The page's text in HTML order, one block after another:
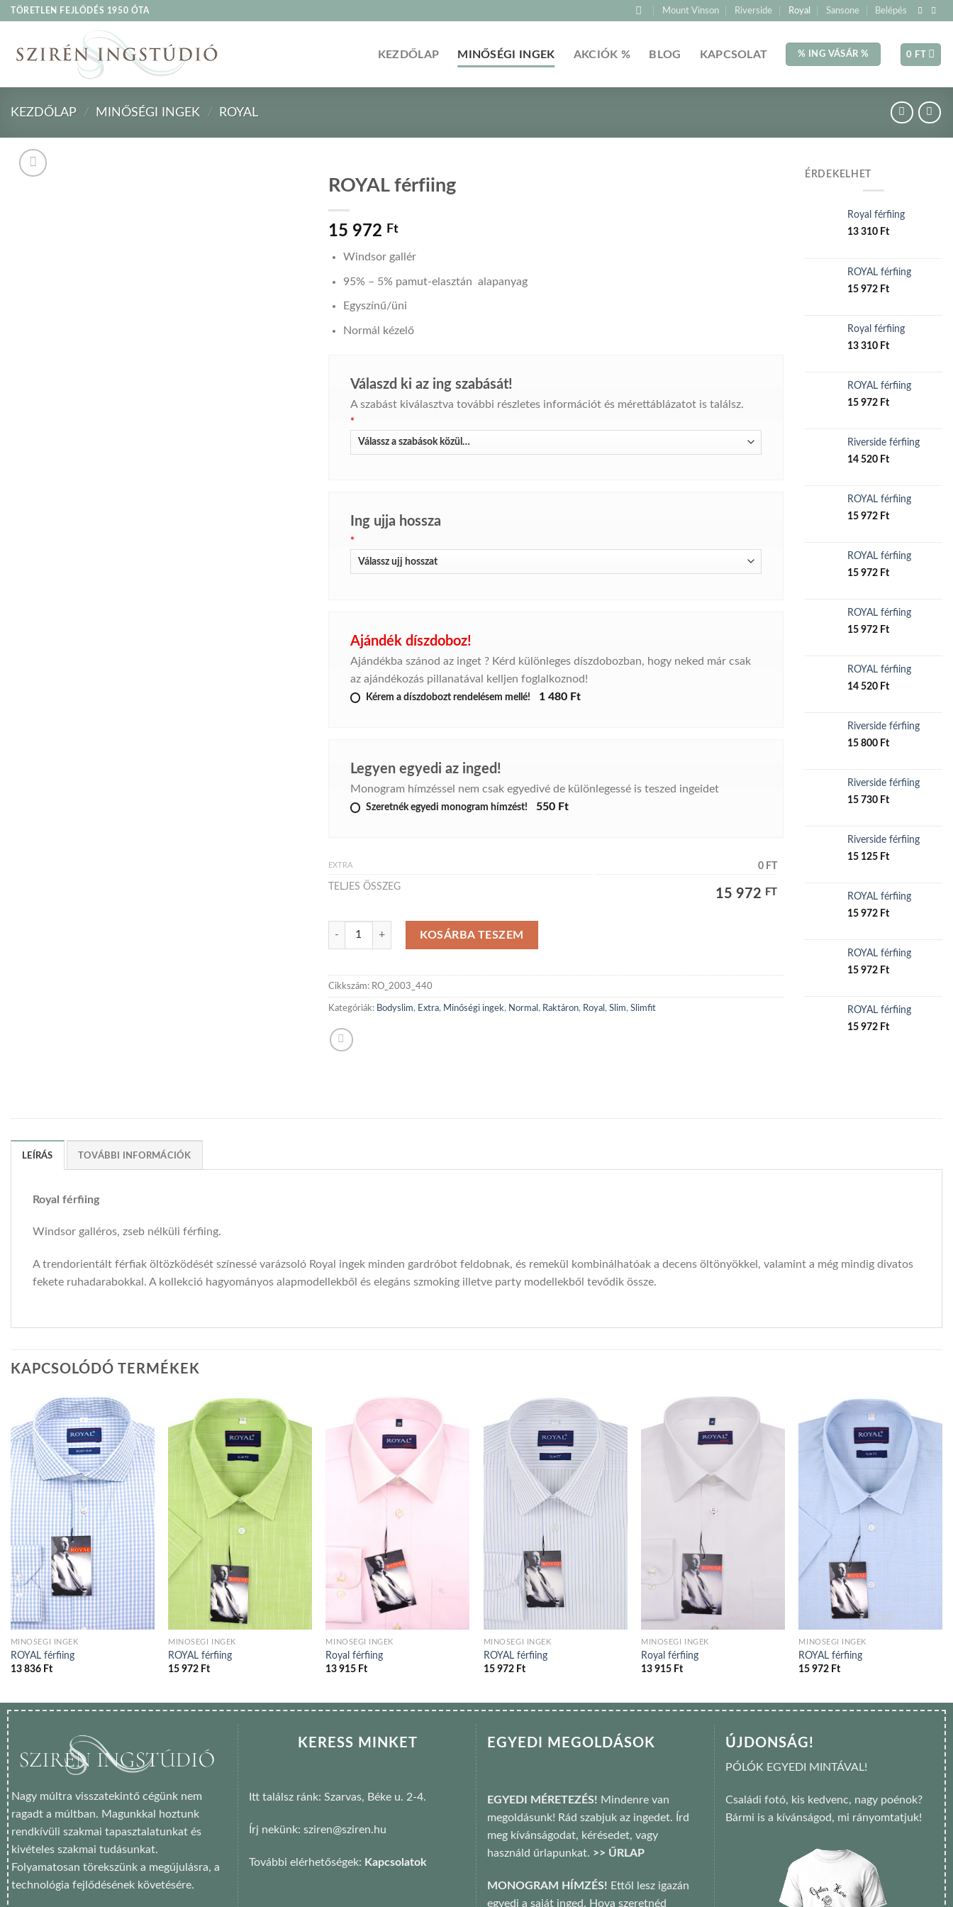
SkipTÖRETLEN FEJLŐDÉS 1950 ÓTA Mount Vinson Riverside Royal Sansone Belépés
KEZDŐLAP MINŐSÉGI INGEK AKCIÓK % BLOG KAPCSOLAT % ING VÁSÁR % 0 FT
KEZDŐLAP / MINŐSÉGI INGEK / ROYAL
ROYAL férfiing
15 972 Ft
Windsor gallér
95% – 5% pamut-elasztán alapanyag
Egyszínű/üni
Normál kézelő
Válaszd ki az ing szabását!
A szabást kiválasztva további részletes információt és mérettáblázatot is találsz.
*
Ing ujja hossza
*
Ajándék díszdoboz!
Ajándékba szánod az inget ? Kérd különleges díszdobozban, hogy neked már csak
az ajándékozás pillanatával kelljen foglalkoznod!
Kérem a díszdobozt rendelésem mellé! 1 480 Ft
Legyen egyedi az inged!
Monogram hímzéssel nem csak egyedivé de különlegessé is teszed ingeidet
Szeretnék egyedi monogram hímzést! 550 Ft
EXTRA 0 FT
TELJES ÖSSZEG
15 972 FT
ROYAL férfiing mennyiség
KOSÁRBA TESZEM
Cikkszám: RO_2003_440
Kategóriák: Bodyslim, Extra, Minőségi ingek, Normal , Raktáron, Royal , Slim, Slimfit
ÉRDEKELHET
Royal férfiing
13 310 Ft
ROYAL férfiing
15 972 Ft
Royal férfiing
13 310 Ft
ROYAL férfiing
15 972 Ft
Riverside férfiing
14 520 Ft
ROYAL férfiing
15 972 Ft
ROYAL férfiing
15 972 Ft
ROYAL férfiing
15 972 Ft
ROYAL férfiing
14 520 Ft
Riverside férfiing
15 800 Ft
Riverside férfiing
15 730 Ft
Riverside férfiing
15 125 Ft
ROYAL férfiing
15 972 Ft
ROYAL férfiing
15 972 Ft
ROYAL férfiing
15 972 Ft
LEÍRÁS TOVÁBBI INFORMÁCIÓK
Royal férfiing
Windsor galléros, zseb nélküli férfiing.
A trendorientált férfiak öltözködését színessé varázsoló Royal ingek minden gardróbot feldobnak, és remekül kombinálhatóak a decens öltönyökkel, valamint a még mindig divatos
fekete ruhadarabokkal. A kollekció hagyományos alapmodellekből és elegáns szmoking illetve party modellekből tevődik össze.
KAPCSOLÓDÓ TERMÉKEK
MINŐSÉGI INGEK
ROYAL férfiing
13 836 Ft
MINŐSÉGI INGEK
ROYAL férfiing
15 972 Ft
MINŐSÉGI INGEK
Royal férfiing
13 915 Ft
MINŐSÉGI INGEK
ROYAL férfiing
15 972 Ft
MINŐSÉGI INGEK
Royal férfiing
13 915 Ft
MINŐSÉGI INGEK
ROYAL férfiing
15 972 Ft
Nagy múltra visszatekintő cégünk nem
ragadt a múltban. Magunkkal hoztunk
rendkívüli szakmai tapasztalatunkat és
kivételes szakmai tudásunkat.
Folyamatosan törekszünk a megújulásra, a
technológia fejlődésének követésére.
KERESS MINKET
Itt találsz ránk: Szarvas, Béke u. 2-4.
Írj nekünk: sziren@sziren.hu
További elérhetőségek: Kapcsolatok
EGYEDI MEGOLDÁSOK
EGYEDI MÉRETEZÉS! Mindenre van
megoldásunk! Rád szabjuk az ingedet. Írd
meg kívánságodat, kérésedet, vagy
használd űrlapunkat. >> ŰRLAP
MONOGRAM HÍMZÉS! Ettől lesz igazán
egyedi a saját inged. Hova szeretnéd
ÚJDONSÁG!
PÓLÓK EGYEDI MINTÁVAL!
Családi fotó, kis kedvenc, nagy poénok?
Bármi is a kívánságod, mi rányomtatjuk!